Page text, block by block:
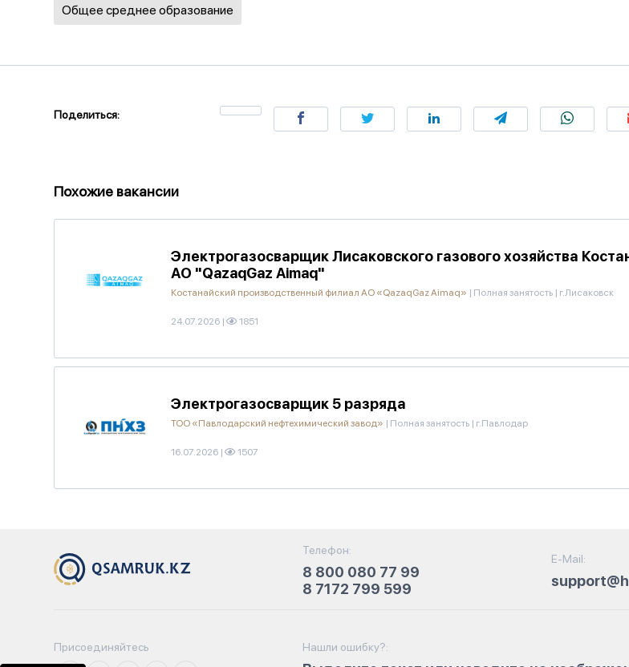
Общее среднее образование
Поделиться:
Похожие вакансии
Электрогазосварщик Лисаковского газового хозяйства
АО "QazaqGaz Aimaq"
Костанайский производственный филиал АО «QazaqGaz Aimaq» | Полная занятость | г.Лисаковск
24.07.2026 | 1851
Электрогазосварщик 5 разряда
ТОО «Павлодарский нефтехимический завод» | Полная занятость | г.Павлодар
16.07.2026 | 1507
Телефон:
8 800 080 77 99
8 7172 799 599
E-Mail:
Присоединяйтесь Нашли ошибку?: